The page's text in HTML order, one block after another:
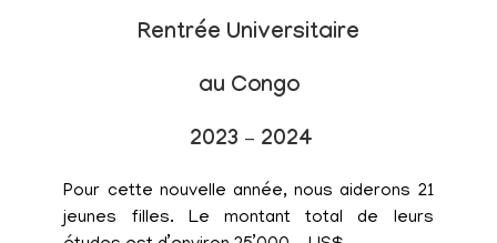
Rentrée Universitaire
au Congo
2023 – 2024
Pour cette nouvelle année, nous aiderons 21
jeunes filles. Le montant total de leurs